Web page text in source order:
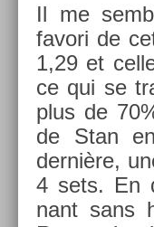
Il me
favori de
1,29 et
ce qui se
plus de
de Stan
dernière,
4 sets. En
nant sans